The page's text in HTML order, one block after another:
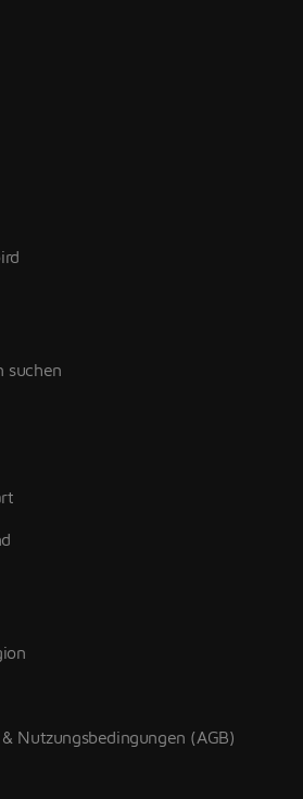
suchen
Nutzungsbedingungen (AGB)